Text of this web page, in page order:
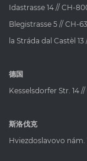
Idastrasse 14 // CH-
Blegistrasse 5 // CH-
la Stráda dal Castèl
德国
Kesselsdorfer Str. 14 //
斯洛伐克
Hviezdoslavovo nám.